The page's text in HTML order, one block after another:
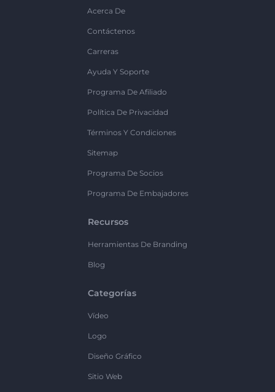
Acerca De
Contáctenos
Carreras
Ayuda Y Soporte
Programa De Afiliado
Política De Privacidad
Términos Y Condiciones
Sitemap
Programa De Socios
Programa De Embajadores
Recursos
Herramientas De Branding
Blog
Categorías
Vídeo
Logo
Diseño Gráfico
Sitio Web